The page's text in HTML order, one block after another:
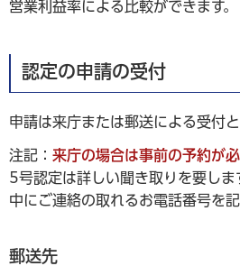
営業利益率による比較ができます。
認定の申請の受付
申請は来庁または郵送による受付と
注記： 来庁の場合は事前の予約が必
5号認定は詳しい聞き取りを要しま
中にご連絡の取れるお電話番号を記
郵送先